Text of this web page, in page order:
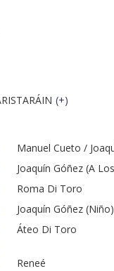
(+)
Manuel Cueto /
Joaquín Góñez (A
Roma Di Toro
Joaquín Góñez (Niño)
Áteo Di Toro
Reneé